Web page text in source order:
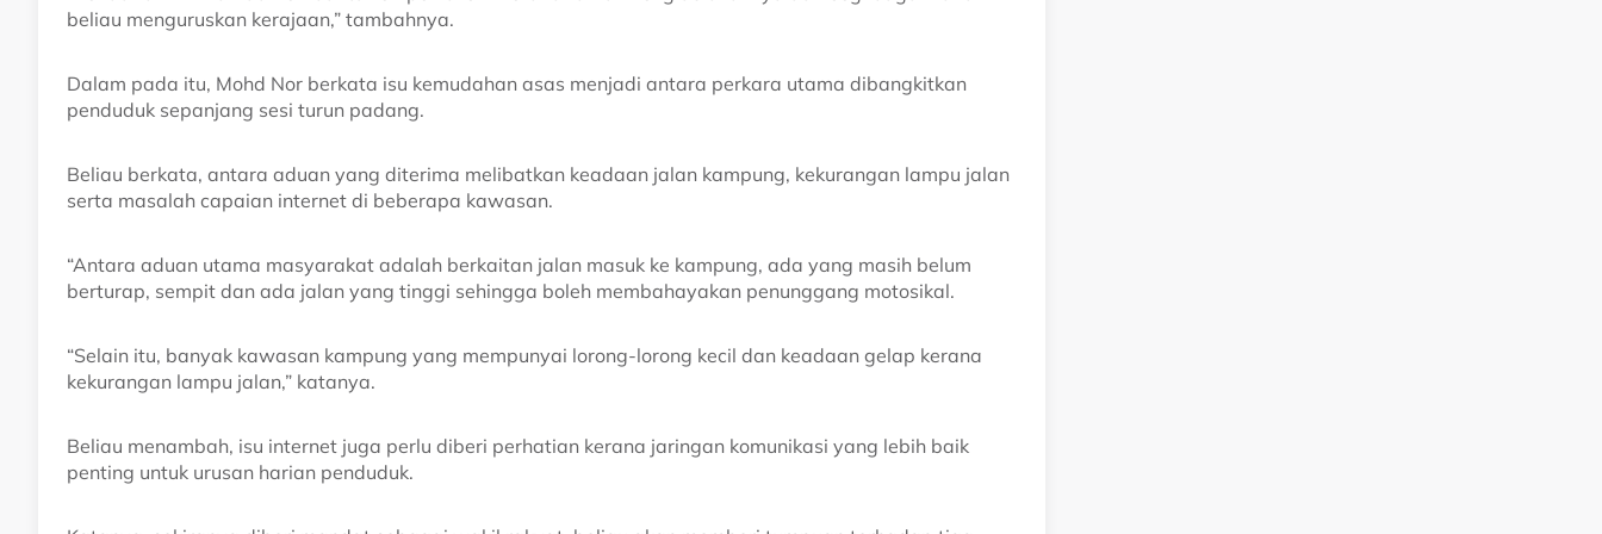
beliau menguruskan kerajaan,” tambahnya.
Dalam pada itu, Mohd Nor berkata isu kemudahan asas menjadi antara perkara utama dibangkitkan
penduduk sepanjang sesi turun padang.
Beliau berkata, antara aduan yang diterima melibatkan keadaan jalan kampung, kekurangan lampu jalan
serta masalah capaian internet di beberapa kawasan.
“Antara aduan utama masyarakat adalah berkaitan jalan masuk ke kampung, ada yang masih belum
berturap, sempit dan ada jalan yang tinggi sehingga boleh membahayakan penunggang motosikal.
“Selain itu, banyak kawasan kampung yang mempunyai lorong-lorong kecil dan keadaan gelap kerana
kekurangan lampu jalan,” katanya.
Beliau menambah, isu internet juga perlu diberi perhatian kerana jaringan komunikasi yang lebih baik
penting untuk urusan harian penduduk.